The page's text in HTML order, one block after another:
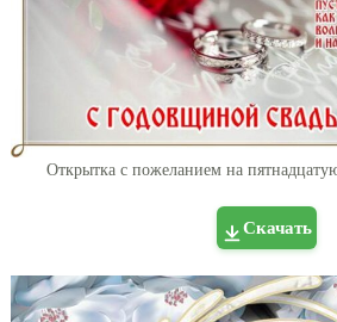
Открытка с пожеланием на
Скачать